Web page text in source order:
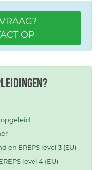
OP
en EREPS level 3 (EU)
level 4 (EU)